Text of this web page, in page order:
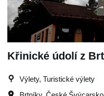
Křinické údolí z
Výlety, Turistické výlety